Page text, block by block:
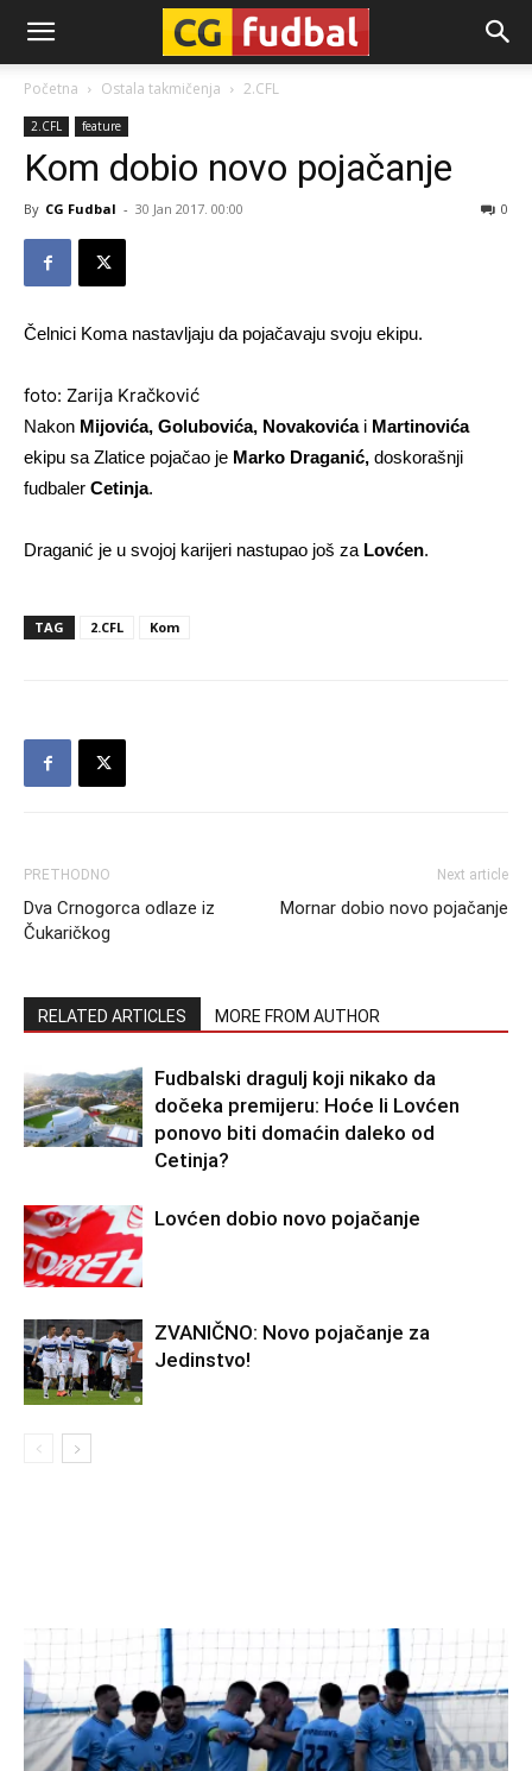
CG-
Fudbal
Početna Ostala takmičenja 2.CFL
2.CFL feature
Kom dobio novo pojačanje
By CG Fudbal - 30 Jan 2017. 00:00 0
Čelnici Koma nastavljaju da pojačavaju svoju ekipu.
foto: Zarija Kračković
Nakon Mijovića, Golubovića, Novakovićai Martinovića
ekipu sa Zlatice pojačao je Marko Draganić, doskorašnji
fudbaler Cetinja.
Draganić je u svojoj karijeri nastupao još za Lovćen.
TAG 2.CFL Kom
PRETHODNO
Dva Crnogorca odlaze iz
Čukaričkog
Next article
Mornar dobio novo pojačanje
RELATED ARTICLES MORE FROM AUTHOR
Fudbalski dragulj koji nikako da
dočeka premijeru: Hoće li Lovćen
ponovo biti domaćin daleko od
Cetinja?
Lovćen dobio novo pojačanje
ZVANIČNO: Novo pojačanje za
Jedinstvo!